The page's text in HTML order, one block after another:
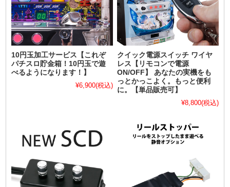
10円玉加工サービス【これぞ
パチスロ貯金箱！10円玉で遊
べるようになります！】
¥6,900(税込)
クイック電源スイッチ ワイヤ
レス【リモコンで電源
ON/OFF】 あなたの実機をも
っとかっこよく。もっと便利
に。【単品販売可】
¥8,800(税込)